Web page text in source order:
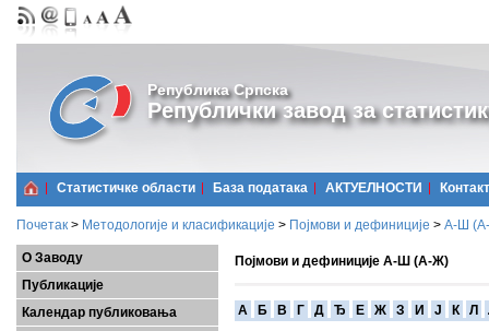
Република Српска
Републички завод за
Статистичке области Базa података АКТУЕЛНОСТИ Контакт
Почетак > Методологије и класификације > Појмови и дефиниције > А-Ш
О Заводу
Публикације
Календар публиковања
Појмови и дефиниције А-Ш (А-Ж)
A Б В Г Д Ђ Е Ж З И Ј К Л